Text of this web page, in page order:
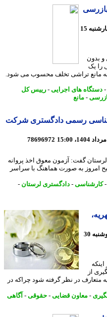
12 ماه پیش - چهارشنبه 15
تراشی تخلف محسوب می شود.
های اجرایی- رییس کل
-مانع
رسمی دادگستری شرکت
78696972
گفت: آزمون معوق اخذ پروانه
به صورت هماهنگ با سراسر
-دادگستری لرستان-
13 ماه پیش - دوشنبه 30
در نظر گرفته شود چراکه در
- معاون قضایی-حقوقی-آگاهی